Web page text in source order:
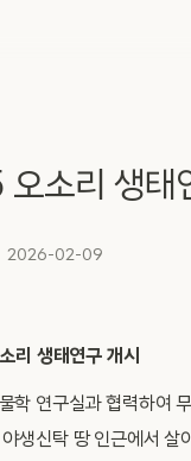
소리 생태
2026-02-09
리 생태연구 개시
학 연구실과 협력하여
생신탁 땅 인근에서 살